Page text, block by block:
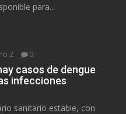
para...
Z 0
casos de dengue
infecciones
sanitario estable, con